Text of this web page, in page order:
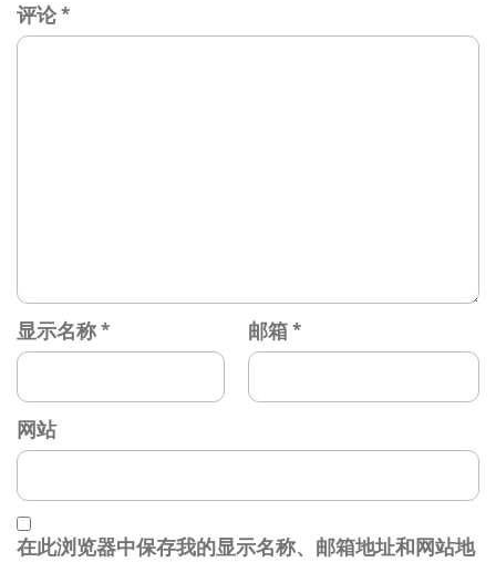
评论*
显示名称* 邮箱*
网站
在此浏览器中保存我的显示名称、邮箱地址和网站地